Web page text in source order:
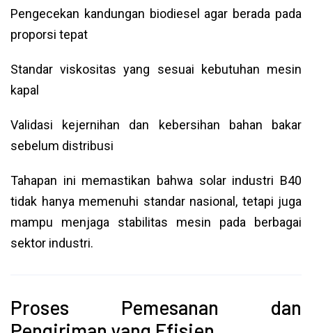
Pengecekan kandungan biodiesel agar berada pada
proporsi tepat
Standar viskositas yang sesuai kebutuhan mesin
kapal
Validasi kejernihan dan kebersihan bahan bakar
sebelum distribusi
Tahapan ini memastikan bahwa solar industri B40
tidak hanya memenuhi standar nasional, tetapi juga
mampu menjaga stabilitas mesin pada berbagai
sektor industri.
Proses Pemesanan dan